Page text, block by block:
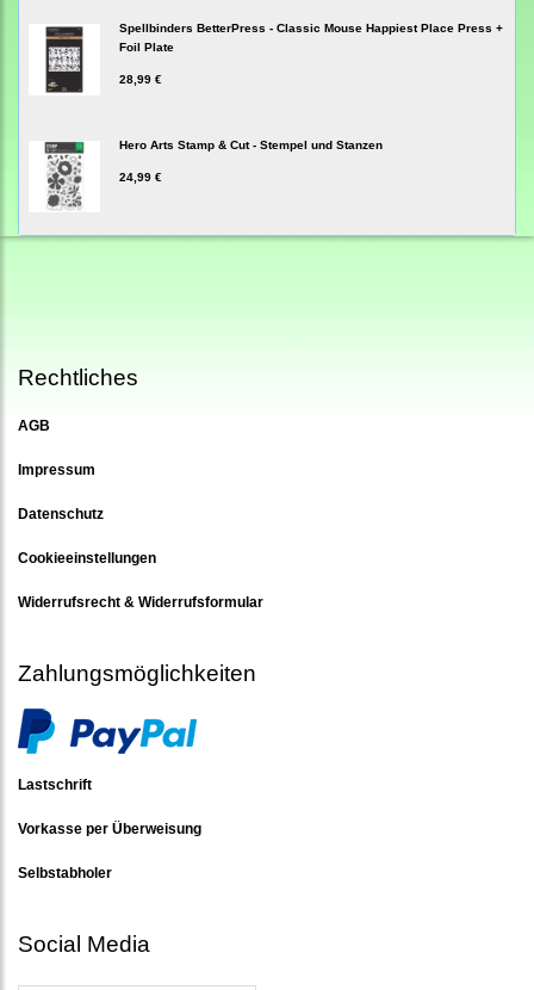
Spellbinders BetterPress - Classic Mouse Happiest Place Press +
Foil Plate
28,99 €
Hero Arts Stamp & Cut - Stempel und Stanzen
24,99 €
Rechtliches
AGB
Impressum
Datenschutz
Cookieeinstellungen
Widerrufsrecht & Widerrufsformular
Zahlungsmöglichkeiten
Lastschrift
Vorkasse per Überweisung
Selbstabholer
Social Media